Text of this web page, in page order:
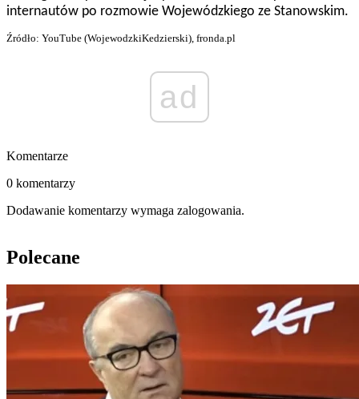
internautów po rozmowie Wojewódzkiego ze Stanowskim.
Źródło: YouTube (WojewodzkiKedzierski), fronda.pl
ad
Komentarze
0 komentarzy
Dodawanie komentarzy wymaga zalogowania.
Polecane